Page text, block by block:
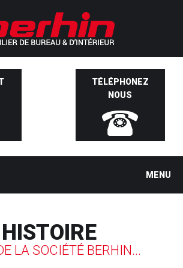
TÉLÉPHONEZ
NOUS
MENU
LA SOCIÉTÉ BERHIN...